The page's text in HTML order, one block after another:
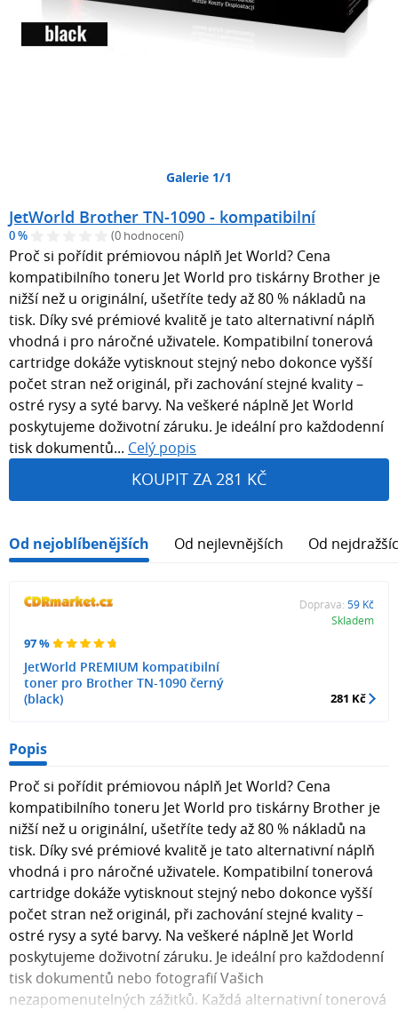
Galerie 1/1
JetWorld Brother TN-1090 - kompatibilní
0 % (0 hodnocení)
Proč si pořídit prémiovou náplň Jet World? Cena
kompatibilního toneru Jet World pro tiskárny Brother je
nižší než u originální, ušetříte tedy až 80 % nákladů na
tisk. Díky své prémiové kvalitě je tato alternativní náplň
vhodná i pro náročné uživatele. Kompatibilní tonerová
cartridge dokáže vytisknout stejný nebo dokonce vyšší
počet stran než originál, při zachování stejné kvality –
ostré rysy a syté barvy. Na veškeré náplně Jet World
poskytujeme doživotní záruku. Je ideální pro každodenní
tisk dokumentů... Celý popis
KOUPIT ZA 281 KČ
Od nejoblíbenějších Od nejlevnějších Od
97 %
JetWorld PREMIUM kompatibilní
toner pro Brother TN-1090 černý
(black)
Doprava: 59 Kč
Skladem
281 Kč
Popis
Proč si pořídit prémiovou náplň Jet World? Cena
kompatibilního toneru Jet World pro tiskárny Brother je
nižší než u originální, ušetříte tedy až 80 % nákladů na
tisk. Díky své prémiové kvalitě je tato alternativní náplň
vhodná i pro náročné uživatele. Kompatibilní tonerová
cartridge dokáže vytisknout stejný nebo dokonce vyšší
počet stran než originál, při zachování stejné kvality –
ostré rysy a syté barvy. Na veškeré náplně Jet World
poskytujeme doživotní záruku. Je ideální pro každodenní
tisk dokumentů nebo fotografií Vašich
nezapomenutelných zážitků. Každá alternativní tonerová